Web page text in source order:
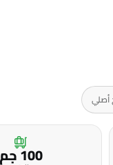
أصلي
100 جم